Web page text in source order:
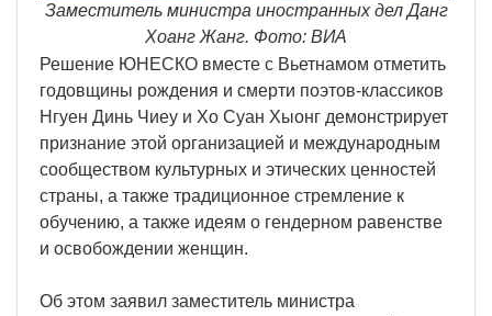
Заместитель министра иностранных дел Данг
Хоанг Жанг. Фото: ВИА
Решение ЮНЕСКО вместе с Вьетнамом отметить
годовщины рождения и смерти поэтов-классиков
Нгуен Динь Чиеу и Хо Суан Хыонг демонстрирует
признание этой организацией и международным
сообществом культурных и этических ценностей
страны, а также традиционное стремление к
обучению, а также идеям о гендерном равенстве
и освобождении женщин.
Об этом заявил заместитель министра